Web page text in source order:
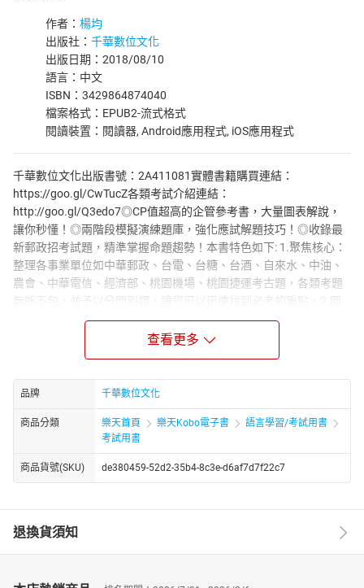
作者： 楊均
出版社： 千華數位文化
出版日期：2018/08/10
語言：中文
ISBN：3429864874040
檔案格式：EPUB2-流式格式
閱讀裝置：閱讀器, Android應用程式, iOS應用程式
千華數位文化出版書號：2A411081實體書籍購買連結：
https://goo.gl/CwTucZ各類考試介紹連結：
http://goo.gl/Q3edo7◎CP值超高的企管參考書，大量圖表解說，
讓你秒懂！◎兩階段模擬演練題庫，強化應試解題技巧！◎收錄最
新郵政招考試題，精準掌握命題趨勢！本書特色如下: 1.聚焦核心：
整理各事業單位如中華郵政、台電、台糖、台酒、自來水、中油、
農會、中華電信、經濟部、桃園機場、桃園捷運考古題，各類考題
無所不包，並予以分門別類，讓您可以迅速找到必考的重點。2.圖
文並茂：重要觀念透過表格或圖案呈現，避免繁複文字敘述，讓你
輕鬆閱讀，高效率地吸收知識。3.觀念釐清：針對比較容易答錯的
觀念，特別挑出來予以釐清，讓你不再對各家流派的企管觀念霧煞
2000題，考生能在試題演練中，大量練習以戰養戰增強應試實力，
讓你利用考前寶貴的時間，練習最重要的試題，以求在短時間內盡
力爭取高分。相信本書絕對是您參加考試必備的工具書，考場致勝
查看更多
品牌 千華數位文化
商品分類 樂天首頁 樂天Kobo電子書
語言學習/考試用書
考試用書
商品貨號(SKU) de380459-52d2-35b4-8c3e-d6af7d7f22c7
退換貨須知